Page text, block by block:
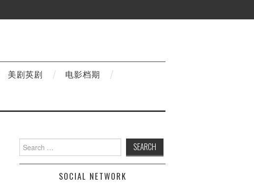
美剧英剧
电影档期
Search
for:
SOCIAL NETWORK